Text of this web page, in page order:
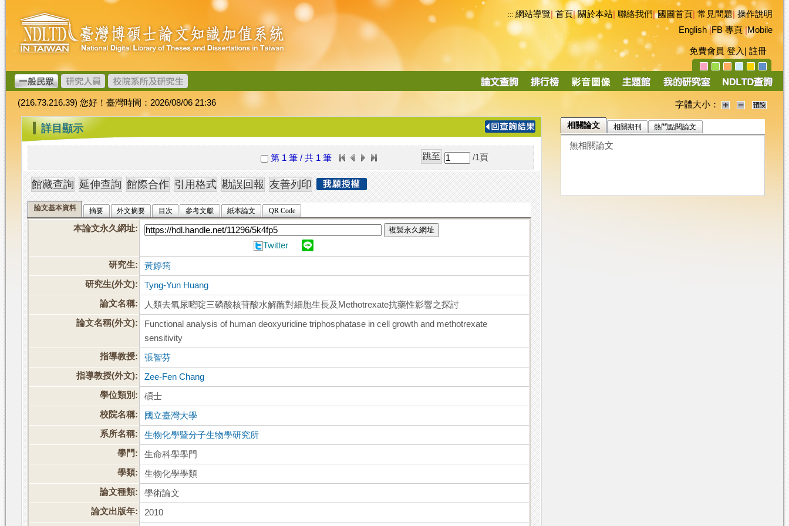
跳
到
主
要
內
容
臺
灣
博
碩
士
論
文
加
值
系
統
::: 網站導覽|首頁|關於本站 聯絡我們|國圖首頁 常見問題|操作說明
English|FB 專頁|Mobile
免費會員 登入 註冊
導
(216.73.216.39) 您好！臺灣時間：2026/08/06 21:36 字體大小：
::: 詳目顯示
第 1 筆 / 共 1 筆 /1 頁
論文基本資料 摘要 外文摘要 目次 參考文獻 紙本論文 QR Code
本論文永久網址: 複製永久網址
Twitter
研究生:
黃婷筠
研究生(外文):
Tyng-Yun Huang
論文名稱:
人類去氧尿嘧啶三磷酸核苷酸水解酶對細胞生長及Methotrexate抗藥性影響之探討
論文名稱(外文):
Functional analysis of human deoxyuridine triphosphatase in cell growth and methotrexate
sensitivity
指導教授:
張智芬
指導教授(外文):
Zee-Fen Chang
學位類別:
碩士
校院名稱:
國立臺灣大學
系所名稱:
生物化學暨分子生物學研究所
學門:
生命科學學門
學類:
生物化學學類
論文種類:
學術論文
論文出版年:
2010
相關論文 相關期刊 熱門點閱論文
無相關論文